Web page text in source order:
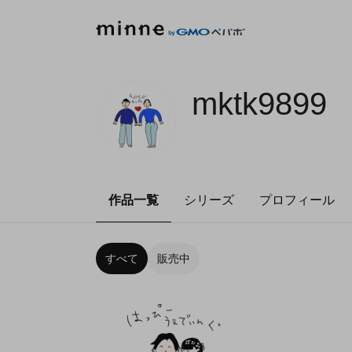
mktk9899
作品一覧 シリーズ プロフィール
すべて 販売中